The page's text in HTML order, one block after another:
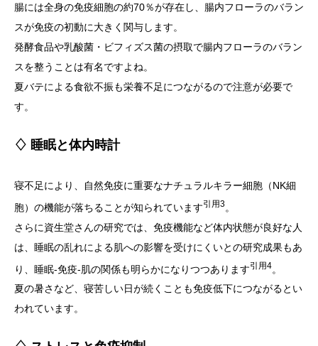
腸には全身の免疫細胞の約70％が存在し、腸内フローラのバラン
スが免疫の初動に大きく関与します。
発酵食品や乳酸菌・ビフィズス菌の摂取で腸内フローラのバラン
スを整うことは有名ですよね。
夏バテによる食欲不振も栄養不足につながるので注意が必要で
す。
♢ 睡眠と体内時計
寝不足により、自然免疫に重要なナチュラルキラー細胞（NK細
胞）の機能が落ちることが知られています引用3。
さらに資生堂さんの研究では、免疫機能など体内状態が良好な人
は、睡眠の乱れによる肌への影響を受けにくいとの研究成果もあ
り、睡眠-免疫-肌の関係も明らかになりつつあります引用4。
夏の暑さなど、寝苦しい日が続くことも免疫低下につながるとい
われています。